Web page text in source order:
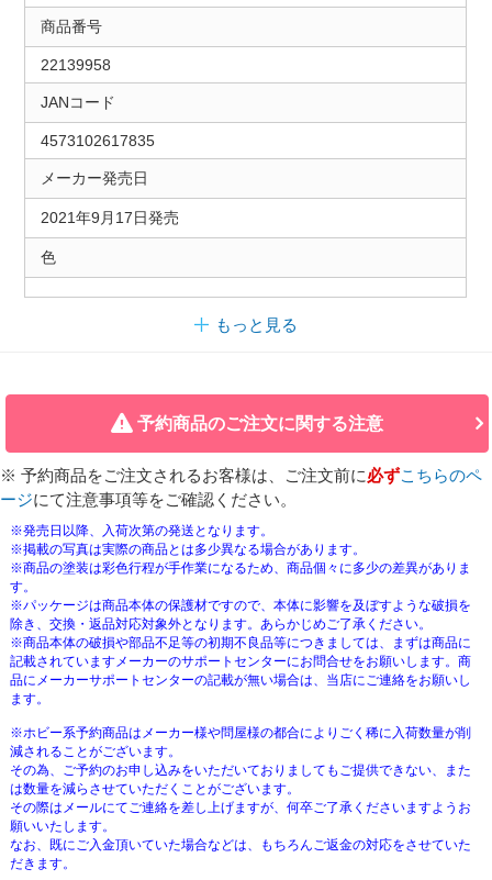
商品番号
22139958
JANコード
4573102617835
メーカー発売日
2021年9月17日発売
色
もっと見る
予約商品のご注文に関する注意
※ 予約商品をご注文されるお客様は、ご注文前に必ずこちらのペ
ージにて注意事項等をご確認ください。
※発売日以降、入荷次第の発送となります。
※掲載の写真は実際の商品とは多少異なる場合があります。
※商品の塗装は彩色行程が手作業になるため、商品個々に多少の差異がありま
す。
※パッケージは商品本体の保護材ですので、本体に影響を及ぼすような破損を
除き、交換・返品対応対象外となります。あらかじめご了承ください。
※商品本体の破損や部品不足等の初期不良品等につきましては、まずは商品に
記載されていますメーカーのサポートセンターにお問合せをお願いします。商
品にメーカーサポートセンターの記載が無い場合は、当店にご連絡をお願いし
ます。
※ホビー系予約商品はメーカー様や問屋様の都合によりごく稀に入荷数量が削
減されることがございます。
その為、ご予約のお申し込みをいただいておりましてもご提供できない、また
は数量を減らさせていただくことがございます。
その際はメールにてご連絡を差し上げますが、何卒ご了承くださいますようお
願いいたします。
なお、既にご入金頂いていた場合などは、もちろんご返金の対応をさせていた
だきます。